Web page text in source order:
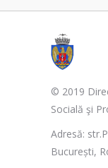
© 2019
Socială şi
Adresă:
București,